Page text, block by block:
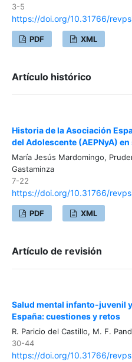
3-5
https://doi.org/10.31766/
PDF XML
Artículo histórico
Historia de la Asociación
del Adolescente (AEPNyA)
María Jesús Mardomingo,
Gastaminza
7-22
https://doi.org/10.31766/
PDF XML
Artículo de revisión
Salud mental infanto-juvenil
España: cuestiones y retos
R. Paricio del Castillo, M. F.
30-44
https://doi.org/10.31766/